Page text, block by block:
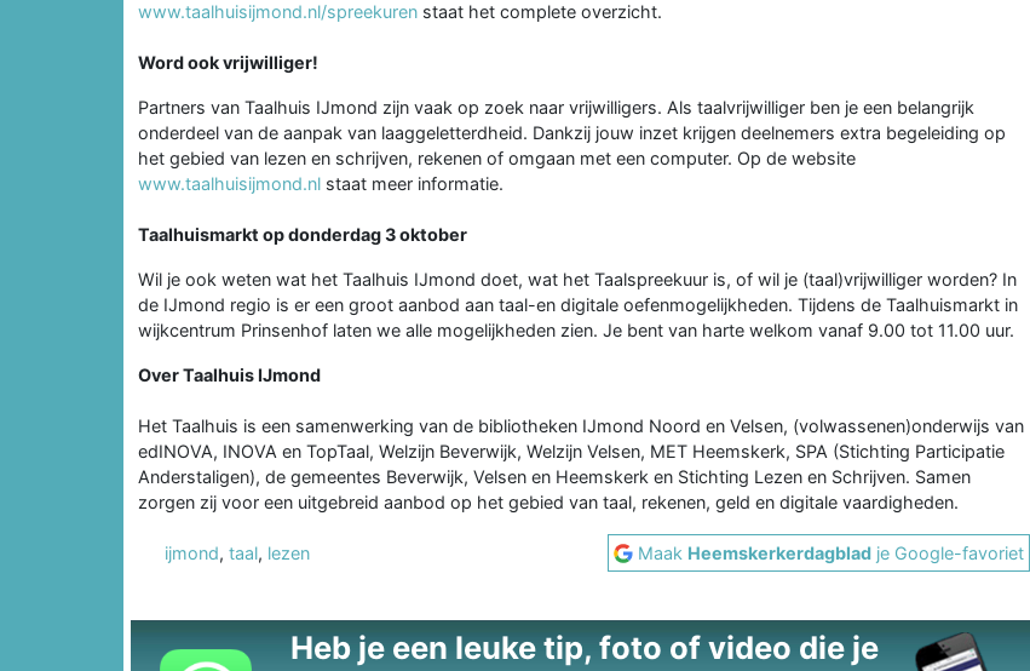
www.taalhuisijmond.nl/spreekuren staat het complete overzicht.
Word ook vrijwilliger!
Partners van Taalhuis IJmond zijn vaak op zoek naar vrijwilligers. Als taalvrijwilliger ben je een belangrijk
onderdeel van de aanpak van laaggeletterdheid. Dankzij jouw inzet krijgen deelnemers extra begeleiding op
het gebied van lezen en schrijven, rekenen of omgaan met een computer. Op de website
www.taalhuisijmond.nl staat meer informatie.
Taalhuismarkt op donderdag 3 oktober
Wil je ook weten wat het Taalhuis IJmond doet, wat het Taalspreekuur is, of wil je (taal)vrijwilliger worden? In
de IJmond regio is er een groot aanbod aan taal-en digitale oefenmogelijkheden. Tijdens de Taalhuismarkt in
wijkcentrum Prinsenhof laten we alle mogelijkheden zien. Je bent van harte welkom vanaf 9.00 tot 11.00 uur.
Over Taalhuis IJmond
Het Taalhuis is een samenwerking van de bibliotheken IJmond Noord en Velsen, (volwassenen)onderwijs van
edINOVA, INOVA en TopTaal, Welzijn Beverwijk, Welzijn Velsen, MET Heemskerk, SPA (Stichting Participatie
Anderstaligen), de gemeentes Beverwijk, Velsen en Heemskerk en Stichting Lezen en Schrijven. Samen
zorgen zij voor een uitgebreid aanbod op het gebied van taal, rekenen, geld en digitale vaardigheden.
ijmond, taal, lezen Maak Heemskerkerdagblad je Google-favoriet
Heb je een leuke tip, foto of video die je